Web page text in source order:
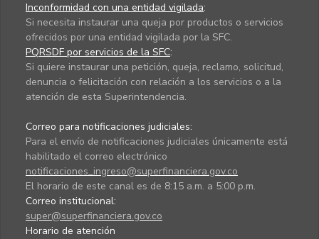
Inconformidad con una entidad vigilada:
Si necesita instaurar una queja por productos o servicios
ofrecidos por una entidad vigilada por la SFC.
PQRSDF por servicios de la SFC:
Si quiere instaurar una petición, queja, reclamo, solicitud,
denuncia o felicitación con relación a los servicios o a la
atención de esta Superintendencia.
Correo para notificaciones judiciales:
Para el envío de notificaciones judiciales únicamente está
habilitado el correo electrónico
notificaciones_ingreso@superfinanciera.gov.co
El horario de este canal es de 8:15 a.m. a 5:00 p.m.
Correo institucional:
super@superfinanciera.gov.co
Horario de atención